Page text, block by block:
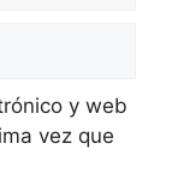
y web
vez que